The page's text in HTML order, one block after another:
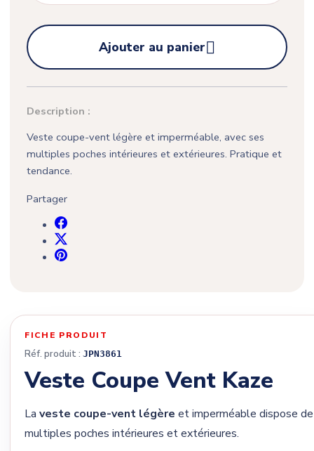

Ajouter au panier
Description :
Veste coupe-vent légère et imperméable, avec ses
multiples poches intérieures et extérieures. Pratique et
tendance.
Partager
FICHE PRODUIT
Réf. produit : JPN3861
Veste Coupe Vent Kaze
La veste coupe-vent légère et imperméable dispose de
multiples poches intérieures et extérieures.